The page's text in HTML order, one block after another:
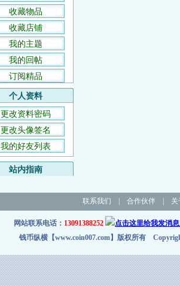
收藏物品
收藏店铺
我的主题
我的回帖
订阅精品
个人资料
更改资料密码
更改头像签名
我的好友列表
站内指南
联系我们 合作伙伴 关
网站联系电话： 13091388252
钱币纵横【www.coin007.com】版权所有